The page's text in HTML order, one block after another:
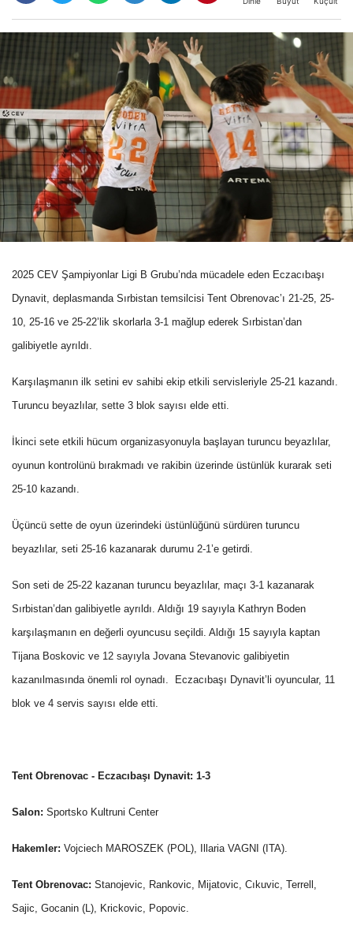
2025 CEV Şampiyonlar Ligi B Grubu’nda mücadele eden Eczacıbaşı
Dynavit, deplasmanda Sırbistan temsilcisi Tent Obrenovac’ı 21-25, 25-
10, 25-16 ve 25-22’lik skorlarla 3-1 mağlup ederek Sırbistan’dan
galibiyetle ayrıldı.
Karşılaşmanın ilk setini ev sahibi ekip etkili servisleriyle 25-21 kazandı.
Turuncu beyazlılar, sette 3 blok sayısı elde etti.
İkinci sete etkili hücum organizasyonuyla başlayan turuncu beyazlılar,
oyunun kontrolünü bırakmadı ve rakibin üzerinde üstünlük kurarak seti
25-10 kazandı.
Üçüncü sette de oyun üzerindeki üstünlüğünü sürdüren turuncu
beyazlılar, seti 25-16 kazanarak durumu 2-1’e getirdi.
Son seti de 25-22 kazanan turuncu beyazlılar, maçı 3-1 kazanarak
Sırbistan’dan galibiyetle ayrıldı. Aldığı 19 sayıyla Kathryn Boden
karşılaşmanın en değerli oyuncusu seçildi. Aldığı 15 sayıyla kaptan
Tijana Boskovic ve 12 sayıyla Jovana Stevanovic galibiyetin
kazanılmasında önemli rol oynadı. Eczacıbaşı Dynavit’li oyuncular, 11
blok ve 4 servis sayısı elde etti.
Tent Obrenovac - Eczacıbaşı Dynavit: 1-3
Salon: Sportsko Kultruni Center
Hakemler: Vojciech MAROSZEK (POL), Illaria VAGNI (ITA).
Tent Obrenovac: Stanojevic, Rankovic, Mijatovic, Cıkuvic, Terrell,
Sajic, Gocanin (L), Krickovic, Popovic.